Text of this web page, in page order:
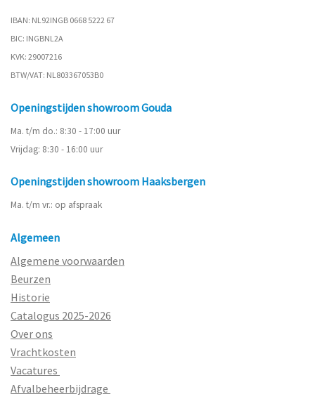
IBAN: NL92INGB 0668 5222 67
BIC: INGBNL2A
KVK: 29007216
BTW/VAT: NL803367053B0
Openingstijden showroom Gouda
Ma. t/m do.: 8:30 - 17:00 uur
Vrijdag: 8:30 - 16:00 uur
Openingstijden showroom Haaksbergen
Ma. t/m vr.: op afspraak
Algemeen
Algemene voorwaarden
Beurzen
Historie
Catalogus 2025-2026
Over ons
Vrachtkosten
Vacatures
Afvalbeheerbijdrage